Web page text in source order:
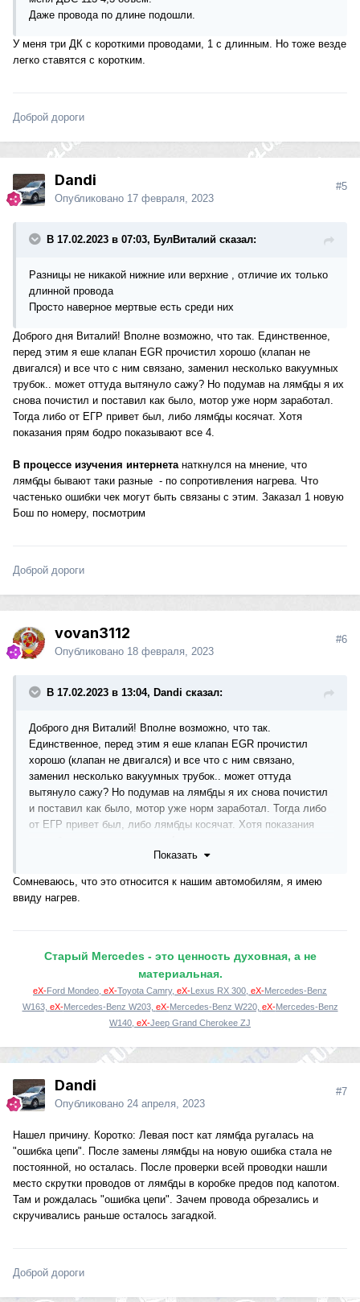
Даже провода по длине подошли.
У меня три ДК с короткими проводами, 1 с длинным. Но тоже везде
легко ставятся с коротким.
Доброй дороги
Dandi
Опубликовано 17 февраля, 2023
#5
В 17.02.2023 в 07:03, БулВиталий сказал:
Разницы не никакой нижние или верхние , отличие их только
длинной провода
Просто наверное мертвые есть среди них
Доброго дня Виталий! Вполне возможно, что так. Единственное,
перед этим я еше клапан EGR прочистил хорошо (клапан не
двигался) и все что с ним связано, заменил несколько вакуумных
трубок.. может оттуда вытянуло сажу? Но подумав на лямбды я их
снова почистил и поставил как было, мотор уже норм заработал.
Тогда либо от ЕГР привет был, либо лямбды косячат. Хотя
показания прям бодро показывают все 4.
В процессе изучения интернета наткнулся на мнение, что
лямбды бывают таки разные - по сопротивления нагрева. Что
частенько ошибки чек могут быть связаны с этим. Заказал 1 новую
Бош по номеру, посмотрим
Доброй дороги
vovan3112
Опубликовано 18 февраля, 2023
#6
В 17.02.2023 в 13:04, Dandi сказал:
Доброго дня Виталий! Вполне возможно, что так.
Единственное, перед этим я еше клапан EGR прочистил
хорошо (клапан не двигался) и все что с ним связано,
заменил несколько вакуумных трубок.. может оттуда
вытянуло сажу? Но подумав на лямбды я их снова почистил
и поставил как было, мотор уже норм заработал. Тогда либо
от ЕГР привет был, либо лямбды косячат. Хотя показания
лямбды бывают таки разные - по сопротивления нагрева. Что
частенько ошибки чек могут быть связаны с этим. Заказал 1
Показать
Сомневаюсь, что это относится к нашим автомобилям, я имею
ввиду нагрев.
Старый Mercedes - это ценность духовная, а не
материальная.
eX-Ford Mondeo, eX-Toyota Camry, eX- Lexus RX 300, eX-Mercedes-Benz
W163, eX-Mercedes-Benz W203, eX-Mercedes-Benz W220, eX-Mercedes-Benz
W140, eX-Jeep Grand Cherokee ZJ
Dandi
Опубликовано 24 апреля, 2023
#7
Нашел причину. Коротко: Левая пост кат лямбда ругалась на
"ошибка цепи". После замены лямбды на новую ошибка стала не
постоянной, но осталась. После проверки всей проводки нашли
место скрутки проводов от лямбды в коробке предов под капотом.
Там и рождалась "ошибка цепи". Зачем провода обрезались и
скручивались раньше осталось загадкой.
Доброй дороги